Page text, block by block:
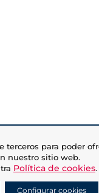
terceros para poder
nuestro sitio web.
Política de cookies.
Configurar cookies